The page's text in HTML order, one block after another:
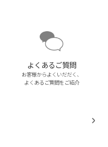
よくあるご質問
お客様からよくいだだく、
よくあるご質問をご紹介